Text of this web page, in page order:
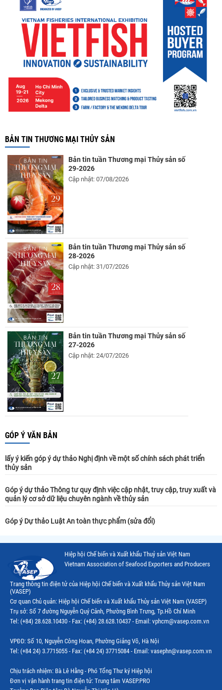
BẢN TIN THƯƠNG MẠI THỦY SẢN
Bản tin tuần Thương mại Thủy sản số
29-2026
Cập nhật: 07/08/2026
Bản tin tuần Thương mại Thủy sản số
28-2026
Cập nhật: 31/07/2026
Bản tin tuần Thương mại Thủy sản số
27-2026
Cập nhật: 24/07/2026
GÓP Ý VĂN BẢN
lấy ý kiến góp ý dự thảo Nghị định về một số chính sách phát triển
thủy sản
Góp ý dự thảo Thông tư quy định việc cập nhật, truy cập, truy xuất và
quản lý cơ sở dữ liệu chuyên ngành về thủy sản
Góp ý Dự thảo Luật An toàn thực phẩm (sửa đổi)
Hiệp hội Chế biến và Xuất khẩu Thuỷ sản Việt Nam
Vietnam Association of Seafood Exporters and Producers
Trang thông tin điện tử của Hiệp hội Chế biến và Xuất khẩu Thủy sản Việt Nam
(VASEP)
Cơ quan Chủ quản: Hiệp hội Chế biến và Xuất khẩu Thủy sản Việt Nam (VASEP)
Trụ sở: Số 7 đường Nguyễn Quý Cảnh, Phường Bình Trưng, Tp.Hồ Chí Minh
Tel: (+84) 28.628.10430 - Fax: (+84) 28.628.10437 - Email: vphcm@vasep.com.vn
VPĐD: Số 10, Nguyễn Công Hoan, Phường Giảng Võ, Hà Nội
Tel: (+84 24) 3.7715055 - Fax: (+84 24) 37715084 - Email: vasephn@vasep.com.vn
Chịu trách nhiệm: Bà Lê Hằng - Phó Tổng Thư ký Hiệp hội
Đơn vị vận hành trang tin điện tử: Trung tâm VASEP.PRO